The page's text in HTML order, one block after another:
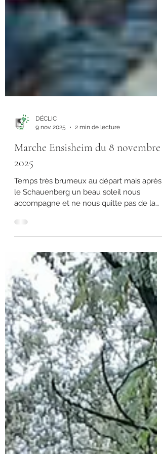
9 nov. 2025
2 min de lecture
Marche Ensisheim du 8 novembre
2025
Temps très brumeux au départ mais après
accompagne et ne nous quitte pas de la
journée. Un unique marcheur, dont c’est la
d’ici 2 mois. J-L est très heureux de se
retrouver à l’extérieur, tous ses sens sont
en éveil, il est à l’affut de tout : le chemin
de croix dans la montée du Schauenberg
(les dates, la restauration des pierres, le
déchiffrage des initiales, …) ; le ravissement
du bruit des fe